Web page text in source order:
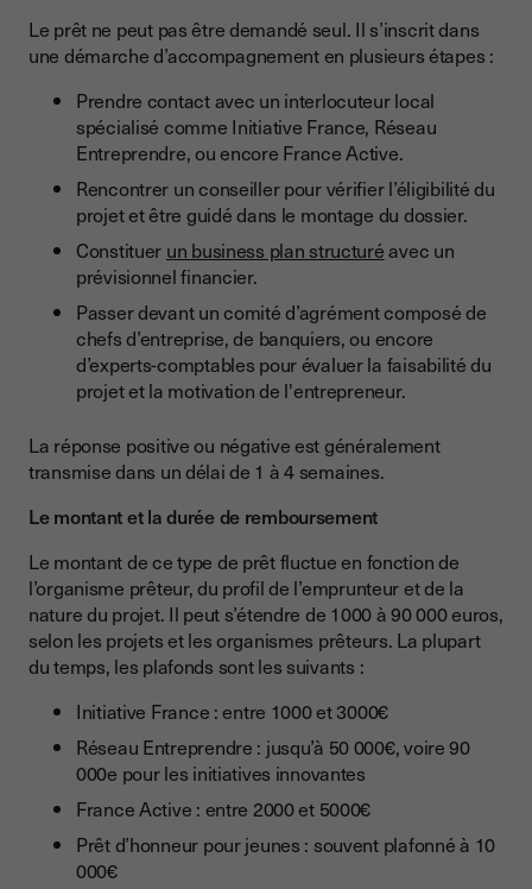
Le prêt ne peut pas être demandé seul. Il s’inscrit dans
une démarche d’accompagnement en plusieurs étapes :
Prendre contact avec un interlocuteur local
spécialisé comme Initiative France, Réseau
Entreprendre, ou encore France Active.
Rencontrer un conseiller pour vérifier l’éligibilité du
projet et être guidé dans le montage du dossier.
Constituer un business plan structuréavec un
prévisionnel financier.
Passer devant un comité d’agrément composé de
chefs d’entreprise, de banquiers, ou encore
d’experts-comptables pour évaluer la faisabilité du
projet et la motivation de l'entrepreneur.
La réponse positive ou négative est généralement
transmise dans un délai de 1 à 4 semaines.
Le montant et la durée de remboursement
Le montant de ce type de prêt fluctue en fonction de
l’organisme prêteur, du profil de l’emprunteur et de la
nature du projet. Il peut s’étendre de 1000 à 90 000 euros,
selon les projets et les organismes prêteurs. La plupart
du temps, les plafonds sont les suivants :
Initiative France : entre 1000 et 3000€
Réseau Entreprendre : jusqu’à 50 000€, voire 90
000e pour les initiatives innovantes
France Active : entre 2000 et 5000€
Prêt d’honneur pour jeunes : souvent plafonné à 10
000€